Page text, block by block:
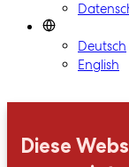
Deutsch
English
Diese